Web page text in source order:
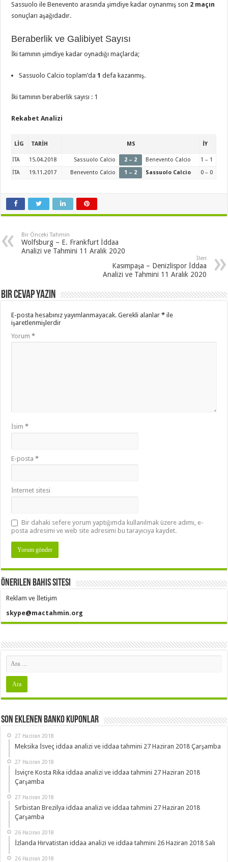
Sassuolo ile Benevento arasında şimdiye kadar oynanmış son 2 maçın
sonuçları aşağıdadır.
Beraberlik ve Galibiyet Sayısı
İki tamının şimdiye kadar oynadığı maçlarda;
Sassuolo Calcio toplam’da1 defa kazanmış.
İki tamının beraberlik sayısı : 1
Rekabet Analizi
LİG TARİH MS İY
İTA 15.04.2018 Sassuolo Calcio 2 – 2 Benevento Calcio
1 – 1
İTA
19.11.2017 Benevento Calcio 1 – 2 Sassuolo Calcio 0 – 0
Bir Önceki Tahmin
Wolfsburg – E. Frankfurt İddaa
Analizi ve Tahmini 11 Aralık 2020
İleri
Kasımpaşa – Denizlispor İddaa
Analizi ve Tahmini 11 Aralık 2020
Bir cevap yazın
E-posta hesabınız yayımlanmayacak. Gerekli alanlar* ile
işaretlenmişlerdir
Yorum*
İsim*
E-posta*
İnternet sitesi
Bir dahaki sefere yorum yaptığımda kullanılmak üzere adımı, e-
posta adresimi ve web site adresimi bu tarayıcıya kaydet.
Önerilen Bahis Sitesi
Reklam ve İletişim
skype@mactahmin.org
Son Eklenen Banko Kuponlar
27 Haziran 2018
Meksika İsveç iddaa analizi ve iddaa tahmini 27 Haziran 2018 Çarşamba
27 Haziran 2018
İsviçre Kosta Rika iddaa analizi ve iddaa tahmini 27 Haziran 2018
Çarşamba
27 Haziran 2018
Sırbistan Brezilya iddaa analizi ve iddaa tahmini 27 Haziran 2018
Çarşamba
26 Haziran 2018
İzlanda Hırvatistan iddaa analizi ve iddaa tahmini 26 Haziran 2018 Salı
26 Haziran 2018